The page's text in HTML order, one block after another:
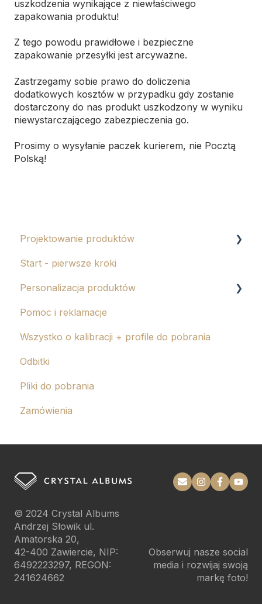
uszkodzenia wynikające z niewłaściwego
zapakowania produktu!
Z tego powodu prawidłowe i bezpieczne
zapakowanie przesyłki jest arcyważne.
Zastrzegamy sobie prawo do doliczenia
dodatkowych kosztów w przypadku gdy zostanie
dostarczony do nas produkt uszkodzony w wyniku
niewystarczającego zabezpieczenia go.
Prosimy o wysyłanie paczek kurierem, nie Pocztą
Polską!
Projektowanie produktów
Albumy eko i tablo
Kalendarze
Magnesy
Start - pierwsze kroki
Personalizacja produktów
Tłoczenie
Grawer
Pomoc i reklamacje
Wszystko o kalibracji + profile do pobrania
Odbitki
Pliki do pobrania
Zamówienia
© 2024 Crystal Albums
Andrzej Słowik ul.
Amatorska 20,
42-400 Zawiercie, NIP:
6492223297, REGON:
241624662
Obserwuj nasze social
media i rozwijaj swoją
markę foto!